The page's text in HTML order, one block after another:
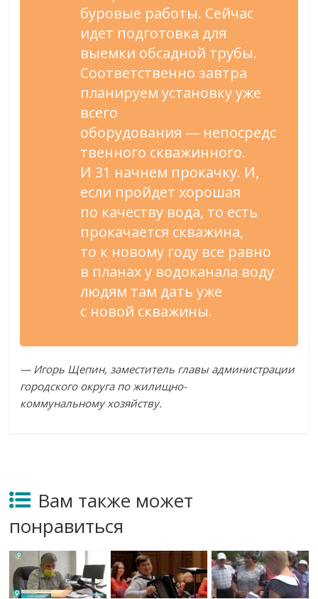
буровые работы. Сейчас
идет подготовка для
выемки обсадной трубы.
Соответственно завтра
планируем установку уже
всего
оборудования — непосредс
твенного скважинного.
И 31 начнем прокачку. И,
если пройдет хорошая
по качеству вода, то есть
прокачается скважина,
то к новому году все равно
в планах у водоканала воду
людям там дать уже
с новой скважины.
— Игорь Щепин, заместитель главы администрации
городского округа по жилищно-
коммунальномухозяйству.
Вам также может
понравиться